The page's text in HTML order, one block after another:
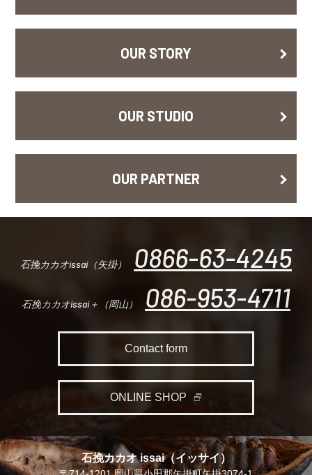
OUR STORY
OUR STUDIO
OUR PARTNER
石挽カカオissai（矢掛） 0866-63-4245
石挽カカオissai＋（岡山） 086-953-4711
Contact form
ONLINE SHOP
石挽カカオ issai（イッサイ）